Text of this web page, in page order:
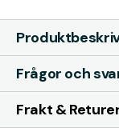
SailPods och SystemPods AG127 9,5″
InstrumentPods &
AG227 12″ 1,25″ Double Bend Alla InstrumentPods & SailPods:
GP2050 samt GP2200 SG125 9,5″ 1,25″
InstrumentPods
Frågor och
Frakt &